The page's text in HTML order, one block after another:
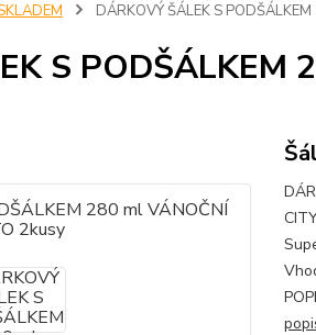
DÁRKOVÝ ŠÁLEK S
S PODŠÁLKEM